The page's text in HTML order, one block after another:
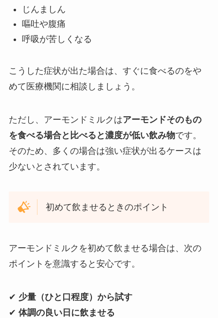
じんましん
嘔吐や腹痛
呼吸が苦しくなる
こうした症状が出た場合は、すぐに食べるのをや
めて医療機関に相談しましょう。
ただし、アーモンドミルクはアーモンドそのもの
を食べる場合と比べると濃度が低い飲み物です。
そのため、多くの場合は強い症状が出るケースは
少ないとされています。
初めて飲ませるときのポイント
アーモンドミルクを初めて飲ませる場合は、次の
ポイントを意識すると安心です。
✔ 少量（ひと口程度）から試す
✔ 体調の良い日に飲ませる